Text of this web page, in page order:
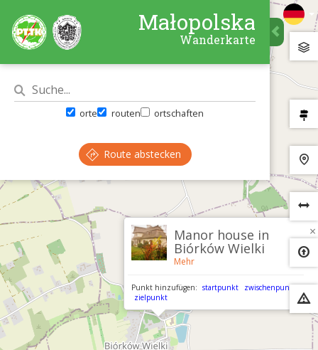
×
Manor house in
Biórków Wielki
Mehr
Punkt hinzufügen: startpunkt
zwischenpunkt
zielpunkt
Małopolska
Wanderkarte
orte routen ortschaften
Route abstecken